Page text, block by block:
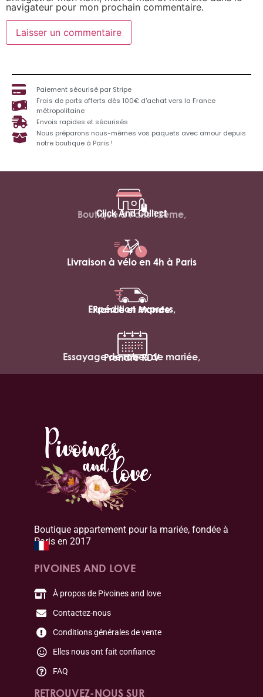
navigateur pour mon prochain commentaire.
Paiement sécurisé par Stripe
Frais de ports offerts dès 100€ d'achat vers la France
métropolitaine
Envois rapides et sécurisés
Nous préparons nous-mêmes vos paquets avec amour depuis
notre boutique à Paris !
Click And Collect
Boutique à Paris 12ème,
Livraison à vélo en 4h à Paris
Expédition express,
France et Monde
Essayage de robes de mariée,
Prendre RDV
Boutique appartement pour la mariée, fondée à
Paris en 2017
PIVOINES AND LOVE
À propos de Pivoines and love
Contactez-nous
Conditions générales de vente
Elles nous ont fait confiance
FAQ
RETROUVEZ-NOUS SUR